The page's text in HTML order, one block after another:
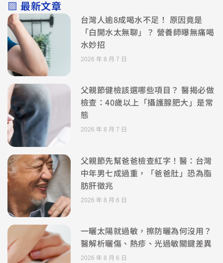
▧ 最新文章
台灣人逾8成喝水不足！ 原因竟是
「白開水太無聊」？ 營養師曝無痛喝
水妙招
2026 年 8 月 7 日
父親節健檢該選哪些項目？ 醫揭必做
檢查：40歲以上「攝護腺肥大」是常
態
2026 年 8 月 7 日
父親節先幫爸爸檢查紅字！醫：台灣
中年男七成過重，「爸爸肚」恐為脂
肪肝徵兆
2026 年 8 月 6 日
一曬太陽就過敏，擦防曬為何沒用？
醫解析曬傷、熱疹、光過敏關鍵差異
2026 年 8 月 6 日